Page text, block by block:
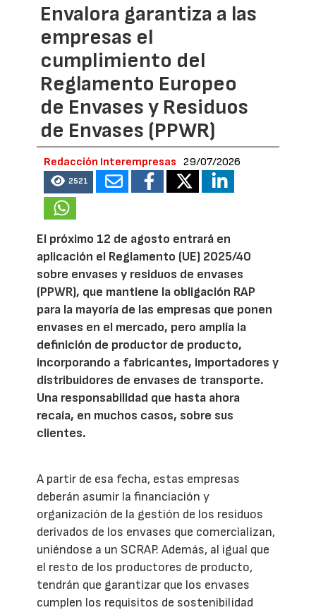
Envalora garantiza a las
empresas el
cumplimiento del
Reglamento Europeo
de Envases y Residuos
de Envases (PPWR)
Redacción Interempresas 29/07/2026
2521
El próximo 12 de agosto entrará en
aplicación el Reglamento (UE) 2025/40
sobre envases y residuos de envases
(PPWR), que mantiene la obligación RAP
para la mayoría de las empresas que ponen
envases en el mercado, pero amplía la
definición de productor de producto,
incorporando a fabricantes, importadores y
distribuidores de envases de transporte.
Una responsabilidad que hasta ahora
recaía, en muchos casos, sobre sus
clientes.
A partir de esa fecha, estas empresas
deberán asumir la financiación y
organización de la gestión de los residuos
derivados de los envases que comercializan,
uniéndose a un SCRAP. Además, al igual que
el resto de los productores de producto,
tendrán que garantizar que los envases
cumplen los requisitos de sostenibilidad